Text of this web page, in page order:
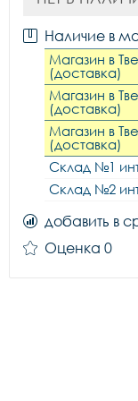
Наличие в
Магазин в
(доставка)
Магазин в
(доставка)
Магазин в
(доставка)
Склад №1
Склад №2
добавить в
Оценка 0